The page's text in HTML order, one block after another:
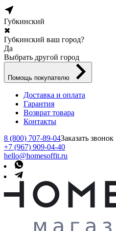
Губкинский
✖
Губкинский ваш город?
Да
Выбрать другой город
Помощь покупателю
Доставка и оплата
Гарантия
Возврат товара
Контакты
8 (800) 707-89-04Заказать звонок
+7 (967) 909-04-40
hello@homesoffit.ru